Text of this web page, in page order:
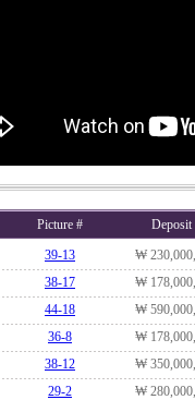
Picture #
Deposit
39-13
₩
38-17
₩
44-18
₩
36-8
₩
38-12
₩
29-2
₩